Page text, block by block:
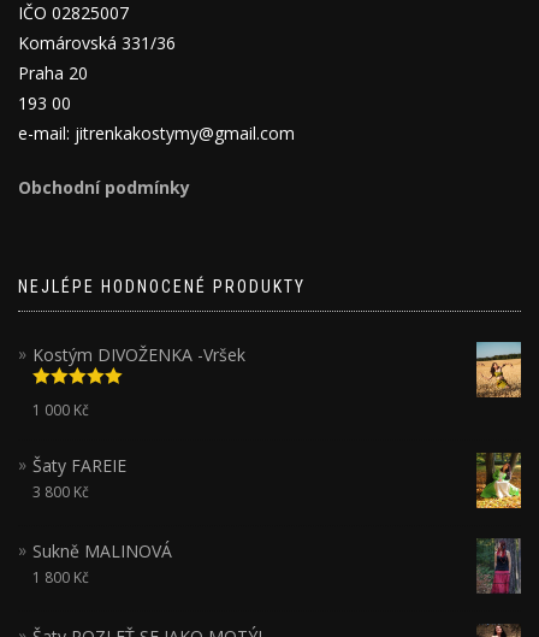
IČO 02825007
Komárovská 331/36
Praha 20
193 00
e-mail: jitrenkakostymy@gmail.com
Obchodní podmínky
NEJLÉPE HODNOCENÉ PRODUKTY
Kostým DIVOŽENKA -Vršek
Hodnocení
5.00z 5
1 000 Kč
Šaty FAREIE
3 800 Kč
Sukně MALINOVÁ
1 800 Kč